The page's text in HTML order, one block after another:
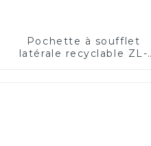
Pochette à soufflet
latérale recyclable ZL-